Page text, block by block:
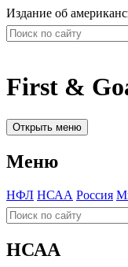
Издание об
First &
Открыть меню
Меню
НФЛ НСАА Россия
НСАА